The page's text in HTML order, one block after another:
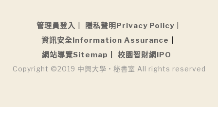
管理員登入
隱私聲明Privacy Policy
資訊安全Information Assurance
網站導覽Sitemap
校園智財網IPO
Copyright ©2019 中興大學 • 秘書室 All rights reserved